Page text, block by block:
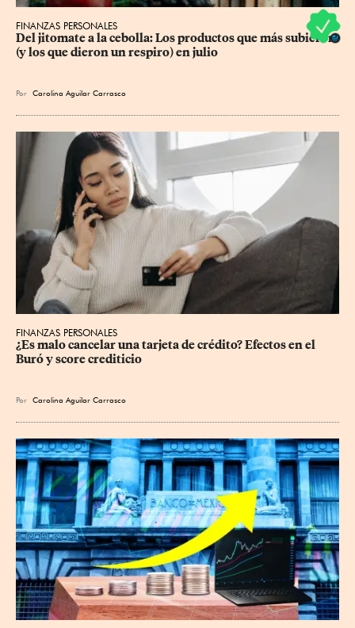
FINANZAS PERSONALES
Del jitomate a la cebolla: Los productos que más subieron
(y los que dieron un respiro) en julio
Por Carolina Aguilar Carrasco
FINANZAS PERSONALES
¿Es malo cancelar una tarjeta de crédito? Efectos en el
Buró y score crediticio
Por Carolina Aguilar Carrasco